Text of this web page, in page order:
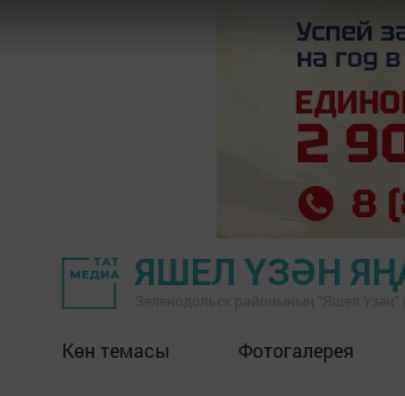
ЯШЕЛ ҮЗӘН
Көн темасы Фотогалерея